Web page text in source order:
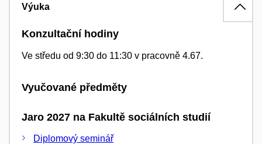
Výuka
Konzultační hodiny
Ve středu od 9:30 do 11:30 v pracovně 4.67.
Vyučované předměty
Jaro 2027 na Fakultě sociálních studií
Diplomový seminář